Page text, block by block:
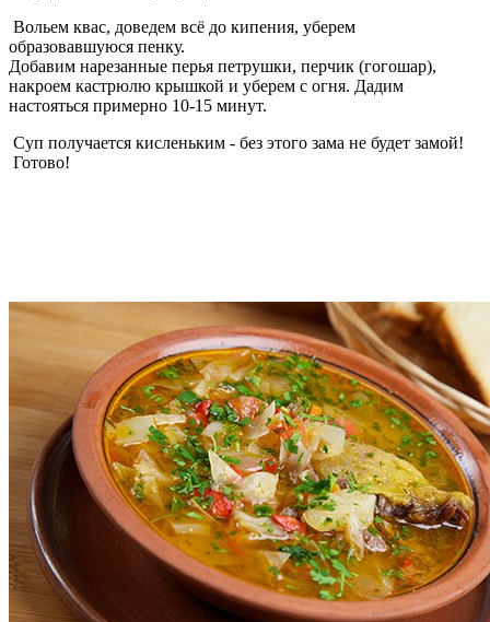
Вольем квас, доведем всё до кипения, уберем
образовавшуюся пенку.
Добавим нарезанные перья петрушки, перчик (гогошар),
накроем кастрюлю крышкой и уберем с огня. Дадим
настояться примерно 10-15 минут.
Суп получается кисленьким - без этого зама не будет замой!
Готово!